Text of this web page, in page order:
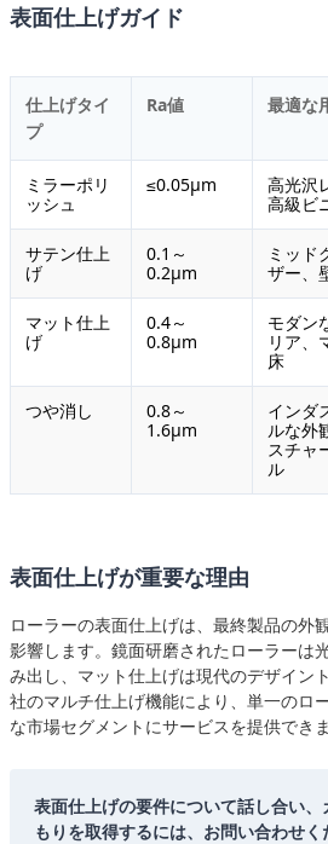
表面仕上げガイド
仕上げタイ
プ
Ra値 最適な
ミラーポリ
ッシュ
≤0.05μm
高光沢
高級ビ
サテン仕上
げ
0.1～
0.2μm
ミッド
ザー、
マット仕上
げ
0.4～
0.8μm
モダン
リア、
床
つや消し
0.8～
1.6μm
インダ
ルな外
スチャ
ル
表面仕上げが重要な理由
ローラーの表面仕上げは、最終製品の外
影響します。鏡面研磨されたローラーは
み出し、マット仕上げは現代のデザイン
社のマルチ仕上げ機能により、単一のロ
な市場セグメントにサービスを提供できま
表面仕上げの要件について話し合い
もりを取得するには、お問い合わせく